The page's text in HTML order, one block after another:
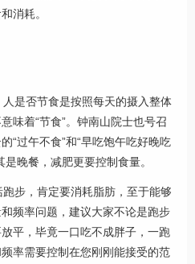
消耗。
是否节食是按照每天的摄入整体
味着“节食”。钟南山院士也号召
“过午不食”和“早吃饱午吃好晚吃
晚餐，减肥更要控制食量。
步，肯定要消耗脂肪，至于能够
频率问题，建议大家不论是跑步
平，毕竟一口吃不成胖子，一跑
率需要控制在您刚刚能接受的范